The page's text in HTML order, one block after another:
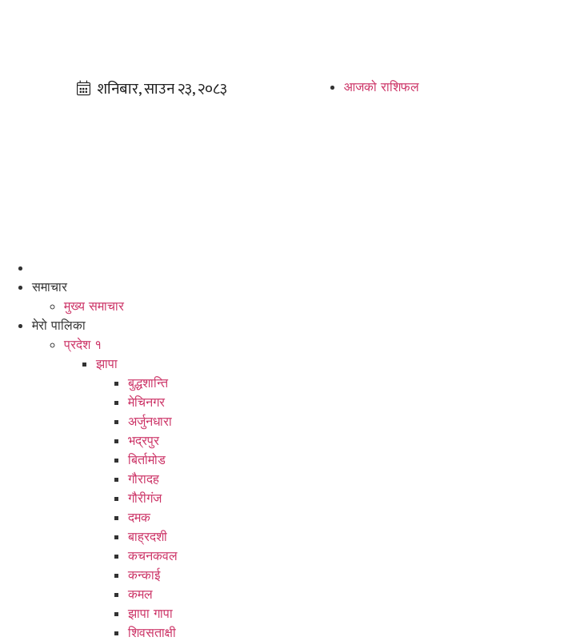
आजको राशिफल
समाचार
मुख्य समाचार
मेरो पालिका
प्रदेश १
झापा
बुद्धशान्ति
मेचिनगर
अर्जुनधारा
भद्रपुर
बिर्तामोड
गौरादह
गौरीगंज
दमक
बाह्रदशी
कचनकवल
कन्काई
कमल
झापा गापा
शिवसताक्षी